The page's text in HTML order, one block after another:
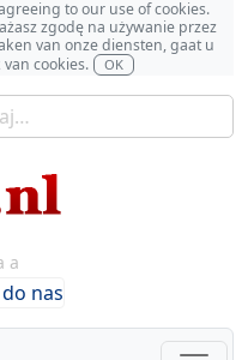
to our use of cookies.
zgodę na używanie przez
van onze diensten, gaat u
cookies.
OK
a